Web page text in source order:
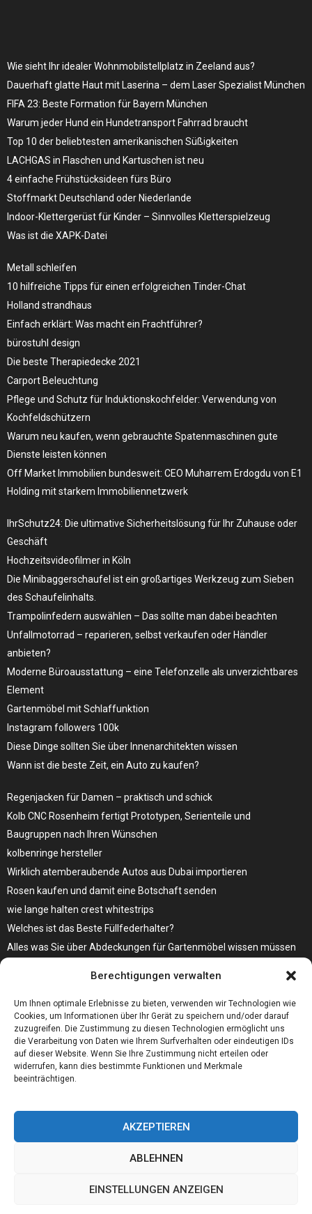
Berechtigungen verwalten
Um Ihnen optimale Erlebnisse zu bieten, verwenden wir Technologien wie
Cookies, um Informationen über Ihr Gerät zu speichern und/oder darauf
zuzugreifen. Die Zustimmung zu diesen Technologien ermöglicht uns
die Verarbeitung von Daten wie Ihrem Surfverhalten oder eindeutigen IDs
auf dieser Website. Wenn Sie Ihre Zustimmung nicht erteilen oder
widerrufen, kann dies bestimmte Funktionen und Merkmale
beeinträchtigen.
AKZEPTIEREN
ABLEHNEN
EINSTELLUNGEN ANZEIGEN
Wie sieht Ihr idealer Wohnmobilstellplatz in Zeeland aus?
Dauerhaft glatte Haut mit Laserina – dem Laser Spezialist München
FIFA 23: Beste Formation für Bayern München
Warum jeder Hund ein Hundetransport Fahrrad braucht
Top 10 der beliebtesten amerikanischen Süßigkeiten
LACHGAS in Flaschen und Kartuschen ist neu
4 einfache Frühstücksideen fürs Büro
Stoffmarkt Deutschland oder Niederlande
Indoor-Klettergerüst für Kinder – Sinnvolles Kletterspielzeug
Was ist die XAPK-Datei
Metall schleifen
10 hilfreiche Tipps für einen erfolgreichen Tinder-Chat
Holland strandhaus
Einfach erklärt: Was macht ein Frachtführer?
bürostuhl design
Die beste Therapiedecke 2021
Carport Beleuchtung
Pflege und Schutz für Induktionskochfelder: Verwendung von
Kochfeldschützern
Warum neu kaufen, wenn gebrauchte Spatenmaschinen gute
Dienste leisten können
Off Market Immobilien bundesweit: CEO Muharrem Erdogdu von E1
Holding mit starkem Immobiliennetzwerk
IhrSchutz24: Die ultimative Sicherheitslösung für Ihr Zuhause oder
Geschäft
Hochzeitsvideofilmer in Köln
Die Minibaggerschaufel ist ein großartiges Werkzeug zum Sieben
des Schaufelinhalts.
Trampolinfedern auswählen – Das sollte man dabei beachten
Unfallmotorrad – reparieren, selbst verkaufen oder Händler
anbieten?
Moderne Büroausstattung – eine Telefonzelle als unverzichtbares
Element
Gartenmöbel mit Schlaffunktion
Instagram followers 100k
Diese Dinge sollten Sie über Innenarchitekten wissen
Wann ist die beste Zeit, ein Auto zu kaufen?
Regenjacken für Damen – praktisch und schick
Kolb CNC Rosenheim fertigt Prototypen, Serienteile und
Baugruppen nach Ihren Wünschen
kolbenringe hersteller
Wirklich atemberaubende Autos aus Dubai importieren
Rosen kaufen und damit eine Botschaft senden
wie lange halten crest whitestrips
Welches ist das Beste Füllfederhalter?
Alles was Sie über Abdeckungen für Gartenmöbel wissen müssen
Bare Metal Server?